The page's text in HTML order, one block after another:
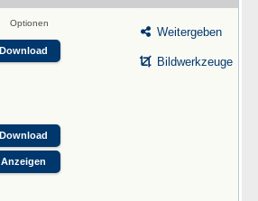
Optionen
Download
Download
Anzeigen
Weitergeben
Bildwerkzeuge